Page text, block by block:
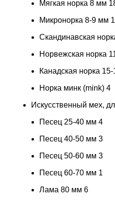
Мягкая норка 8 мм
Микронорка 8-9 мм
Скандинавская
Норвежская норка
Канадская норка
Норка минк (mink) 4
Искусственный мех,
Песец 25-40 мм 4
Песец 40-50 мм 3
Песец 50-60 мм 3
Песец 60-70 мм 1
Лама 80 мм 6